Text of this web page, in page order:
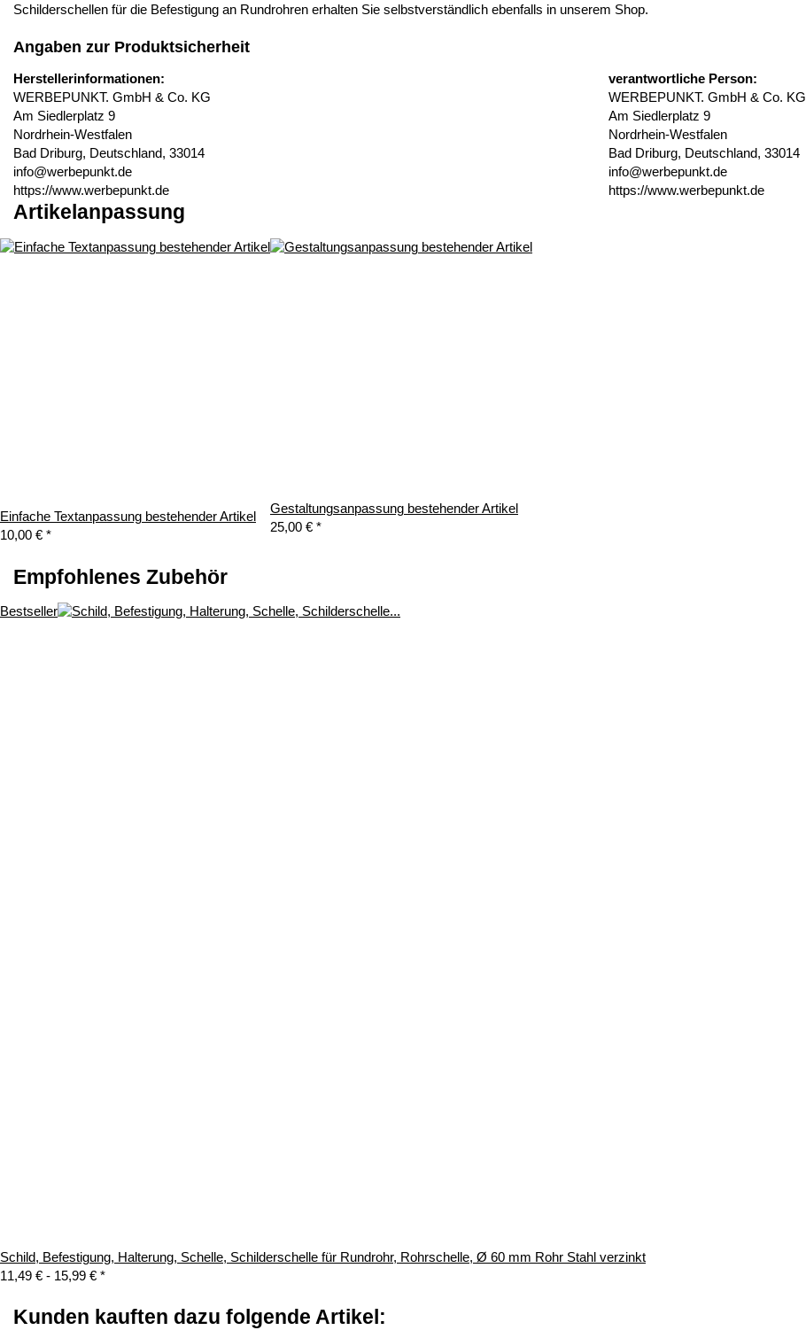
Schilderschellen für die Befestigung an Rundrohren erhalten Sie selbstverständlich ebenfalls in unserem Shop.
Angaben zur Produktsicherheit
Herstellerinformationen:
WERBEPUNKT. GmbH & Co. KG
Am Siedlerplatz 9
Nordrhein-Westfalen
Bad Driburg, Deutschland, 33014
info@werbepunkt.de
https://www.werbepunkt.de
verantwortliche Person:
WERBEPUNKT. GmbH & Co. KG
Am Siedlerplatz 9
Nordrhein-Westfalen
Bad Driburg, Deutschland, 33014
info@werbepunkt.de
https://www.werbepunkt.de
Artikelanpassung
Einfache Textanpassung bestehender Artikel
10,00 € *
Gestaltungsanpassung bestehender Artikel
25,00 € *
Empfohlenes Zubehör
Bestseller
Schild, Befestigung, Halterung, Schelle, Schilderschelle für Rundrohr, Rohrschelle, Ø 60 mm Rohr Stahl verzinkt
11,49 € - 15,99 € *
Kunden kauften dazu folgende Artikel: